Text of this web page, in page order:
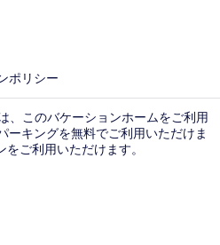
ポリシー
、このバケーションホームをご利用
ーキングを無料でご利用いただけま
ご利用いただけます。